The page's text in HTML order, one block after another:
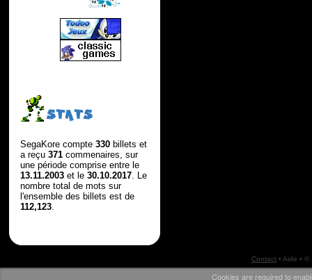
STATS
SegaKore compte 330billets et
a reçu 371commenaires, sur
une période comprise entre le
13.11.2003et le 30.10.2017. Le
nombre total de mots sur
l'ensemble des billets est de
112,123.
Contact• Aide • ©
Cookies are required to